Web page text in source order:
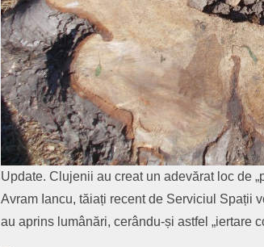
Update. Clujenii au creat un adevărat loc de
Avram Iancu, tăiați recent de Serviciul Spații
au aprins lumânări, cerându-și astfel „iertare